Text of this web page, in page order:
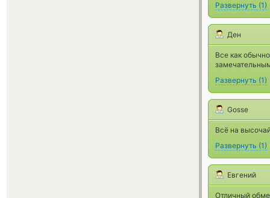
Развернуть (1)
Ден
Все как
Развернуть (1)
Gosse
Всё на
Развернуть (1)
Евгений
Отличный